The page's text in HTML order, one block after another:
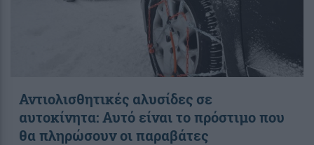
Αντιολισθητικές αλυσίδες σε
αυτοκίνητα: Αυτό είναι το πρόστιμο που
θα πληρώσουν οι παραβάτες